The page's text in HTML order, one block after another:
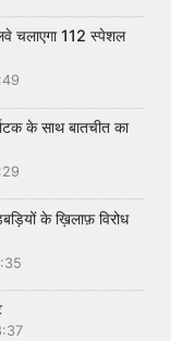
चलाएगा 112 स्पेशल
के साथ बातचीत का
के ख़िलाफ़ विरोध